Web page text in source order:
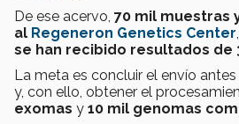
De ese acervo, 70 mil muestras
al Regeneron Genetics Center
se han recibido resultados de
La meta es concluir el envío
y, con ello, obtener el
exomas y 10 mil genomas